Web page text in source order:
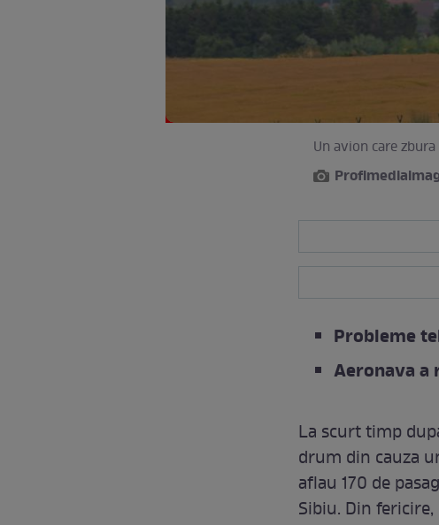
Un avion care
Probleme
Aeronava a
La scurt timp
drum din cauza
aflau 170 de
Sibiu. Din